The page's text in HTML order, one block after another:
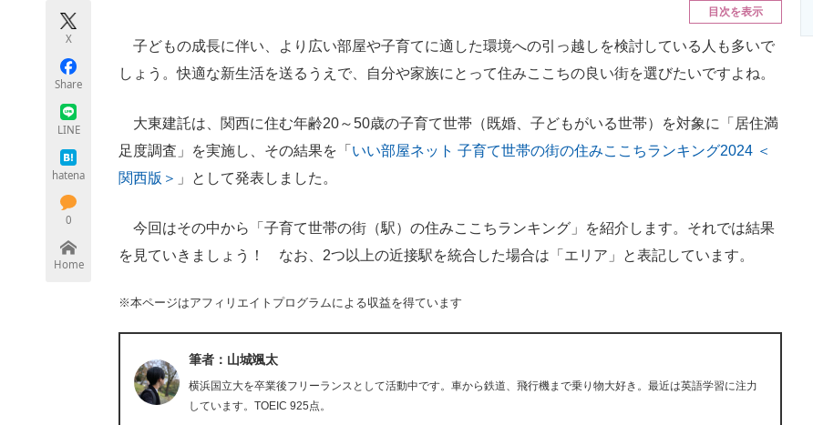
X
Share
LINE
hatena
0
Home
目次を表示
子どもの成長に伴い、より広い部屋や子育てに適した環境への引っ越しを検討している人も多いで
しょう。快適な新生活を送るうえで、自分や家族にとって住みここちの良い街を選びたいですよね。
大東建託は、関西に住む年齢20～50歳の子育て世帯（既婚、子どもがいる世帯）を対象に「居住満
足度調査」を実施し、その結果を「 いい部屋ネット 子育て世帯の街の住みここちランキング2024 ＜
関西版＞ 」として発表しました。
今回はその中から「子育て世帯の街（駅）の住みここちランキング」を紹介します。それでは結果
を見ていきましょう！ なお、2つ以上の近接駅を統合した場合は「エリア」と表記しています。
※本ページはアフィリエイトプログラムによる収益を得ています
筆者：山城颯太
横浜国立大を卒業後フリーランスとして活動中です。車から鉄道、飛行機まで乗り物大好き。最近は英語学習に注力
しています。TOEIC 925点。